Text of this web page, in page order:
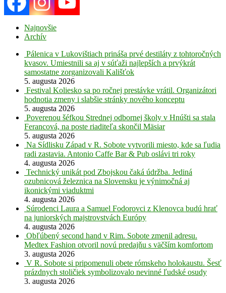
Najnovšie
Archív
Pálenica v Lukovištiach prináša prvé destiláty z tohtoročných
kvasov. Umiestnili sa aj v súťaži najlepších a prvýkrát
samostatne zorganizovali Kališťok
5. augusta 2026
Festival Koliesko sa po ročnej prestávke vrátil. Organizátori
hodnotia zmeny i slabšie stránky nového konceptu
5. augusta 2026
Poverenou šéfkou Strednej odbornej školy v Hnúšti sa stala
Ferancová, na poste riaditeľa skončil Mäsiar
5. augusta 2026
Na Sídlisku Západ v R. Sobote vytvorili miesto, kde sa ľudia
radi zastavia. Antonio Caffe Bar & Pub oslávi tri roky
4. augusta 2026
Technický unikát pod Zbojskou čaká údržba. Jediná
ozubnicová železnica na Slovensku je výnimočná aj
ikonickými viaduktmi
4. augusta 2026
Súrodenci Laura a Samuel Fodorovci z Klenovca budú hrať
na juniorských majstrovstvách Európy
4. augusta 2026
Obľúbený second hand v Rim. Sobote zmenil adresu.
Medtex Fashion otvoril novú predajňu s väčším komfortom
3. augusta 2026
V R. Sobote si pripomenuli obete rómskeho holokaustu. Šesť
prázdnych stoličiek symbolizovalo nevinné ľudské osudy
3. augusta 2026